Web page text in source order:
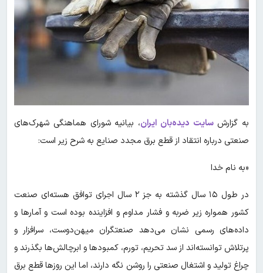
به گزارشسایت دیده‌بان ایران، بیانیه شورای هماهنگی شهرک‌های
صنعتی درباره انتقاد از قطع برق مجدد صنایع به شرح زیر است:
«به نام خدا
در طول ۱۵ سال گذشته به جز ۲ سال اجرای توافق هسته‌ای صنعت
کشور همواره زیر ضربه و فشار مداوم و افزاینده بوده است و آمارها و
داده‌های رسمی نشان می‌دهد صنعتگران میهن‌دوست، سرافزار و
پرتلاش توانسته‌اند از سد تحریم، تورم، کمبودها و ابرچالش‌ها بگذرند و
چراغ تولید و اشتغال صنعتی را روشن نگه دارند، اما این روزها قطع برق